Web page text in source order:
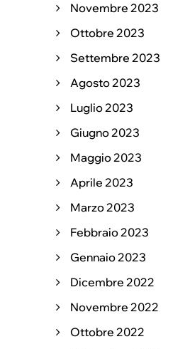
Novembre 2023
Ottobre 2023
Settembre 2023
Agosto 2023
Luglio 2023
Giugno 2023
Maggio 2023
Aprile 2023
Marzo 2023
Febbraio 2023
Gennaio 2023
Dicembre 2022
Novembre 2022
Ottobre 2022